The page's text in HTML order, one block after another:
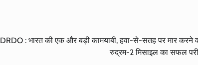
DRDO : भारत की एक और बड़ी कामयाबी, हवा-से-सतह पर मार करने
रुद्रम-2 मिसाइल का सफल